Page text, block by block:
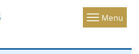
Menu
Toggle